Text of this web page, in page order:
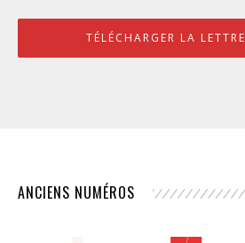
TÉLÉCHARGER LA LETTRE
ANCIENS NUMÉROS